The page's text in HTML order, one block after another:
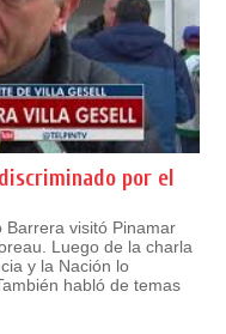
por el
Barrera visitó Pinamar
Luego de la charla
y la Nación lo
habló de temas